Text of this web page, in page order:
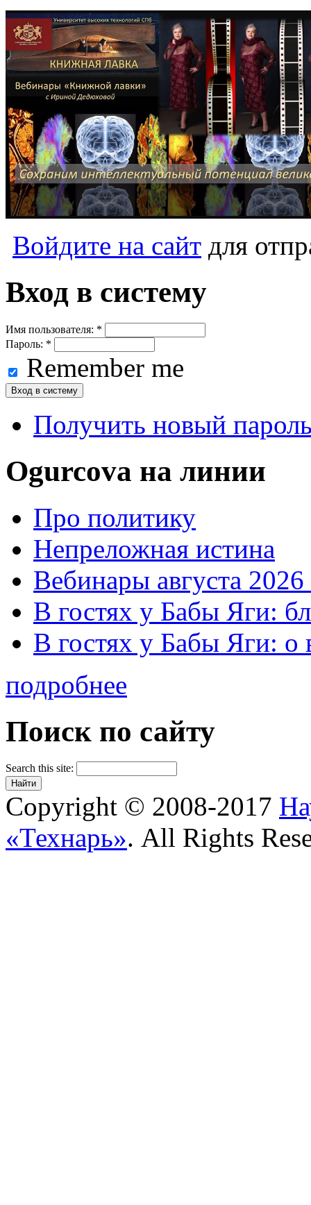
Войдите на сайт для
Вход в систему
Имя пользователя: *
Пароль: *
Remember me
Получить новый
Ogurcova на линии
Про политику
Непреложная истина
Вебинары августа 2026
В гостях у Бабы Яги:
В гостях у Бабы Яги:
подробнее
Поиск по сайту
Search this site:
Copyright © 2008-2017
«Технарь». All Rights